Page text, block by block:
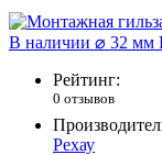
В наличии ⌀ 32 мм
Рейтинг:
0 отзывов
Рехау